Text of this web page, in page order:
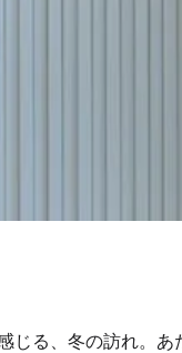
じる、冬の訪れ。